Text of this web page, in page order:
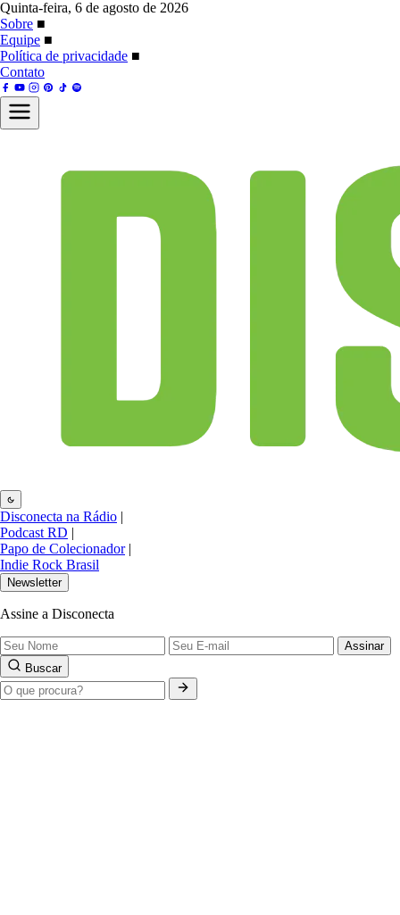
Quinta-feira, 6 de agosto de 2026
Sobre ■
Equipe ■
Política de privacidade ■
Contato
Disconecta na Rádio |
Podcast RD |
Papo de Colecionador |
Indie Rock Brasil
Newsletter
Assine a Disconecta
Assinar
Buscar